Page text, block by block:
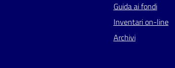
Guida ai fondi
Inventari on-line
Archivi